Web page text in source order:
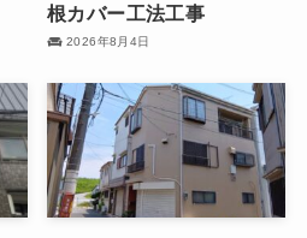
根カバー工法工事
2026年8月4日